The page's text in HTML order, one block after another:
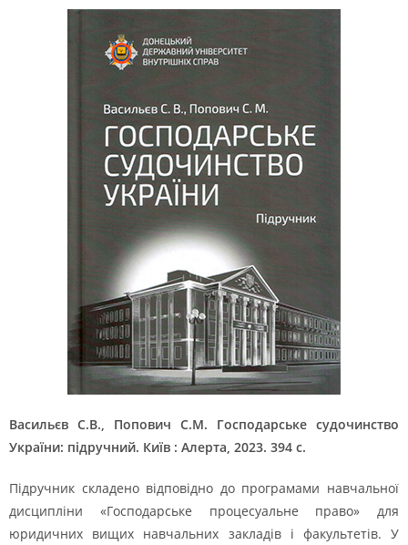
Васильєв С.В., Попович С.М. Господарське судочинство
України: підручний. Київ : Алерта, 2023. 394 с.
Підручник складено відповідно до програмами навчальної
дисципліни «Господарське процесуальне право» для
юридичних вищих навчальних закладів і факультетів. У